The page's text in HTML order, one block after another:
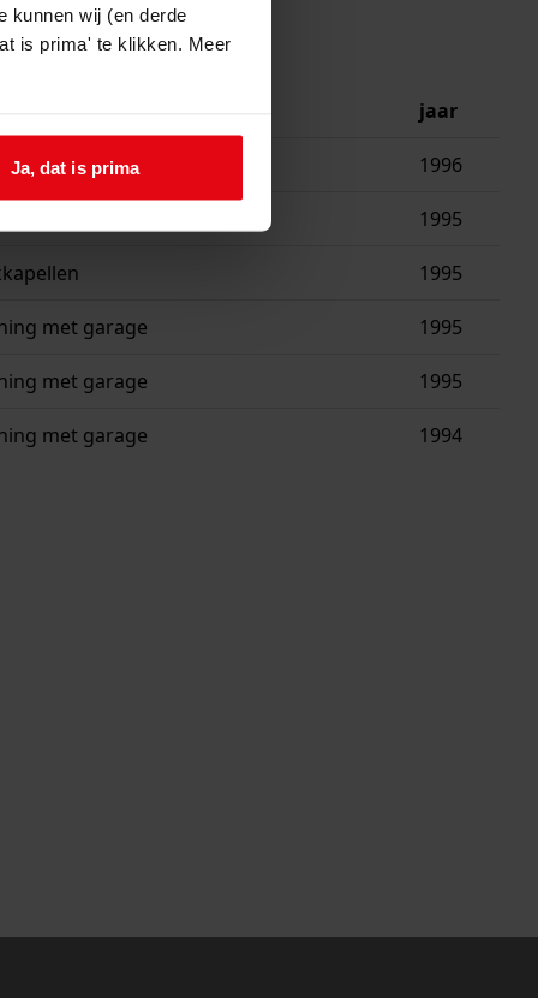
kunnen wij (en derde
is prima' te klikken. Meer
Ja, dat is prima
jaar
1996
1995
1995
met garage 1995
met garage 1995
met garage 1994